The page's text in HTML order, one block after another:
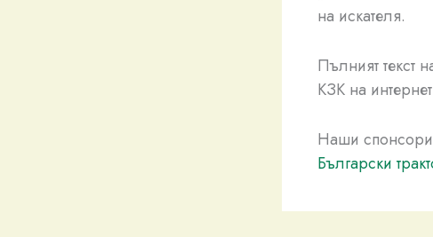
на искателя.
Пълният текст
КЗК на
Наши
Български